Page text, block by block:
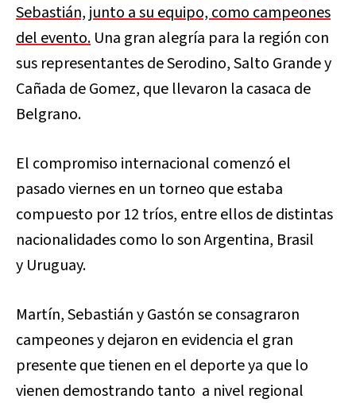
Sebastián, junto a su equipo, como campeones
del evento. Una gran alegría para la región con
sus representantes de Serodino, Salto Grande y
Cañada de Gomez, que llevaron la casaca de
Belgrano.
El compromiso internacional comenzó el
pasado viernes en un torneo que estaba
compuesto por 12 tríos, entre ellos de distintas
nacionalidades como lo son Argentina, Brasil
y Uruguay.
Martín, Sebastián y Gastón se consagraron
campeones y dejaron en evidencia el gran
presente que tienen en el deporte ya que lo
vienen demostrando tanto a nivel regional